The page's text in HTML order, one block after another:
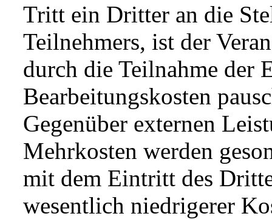
Tritt ein Dritter an die
Teilnehmers, ist der
durch die Teilnahme der
Bearbeitungskosten
Gegenüber externen
Mehrkosten werden
mit dem Eintritt des
wesentlich niedrigerer